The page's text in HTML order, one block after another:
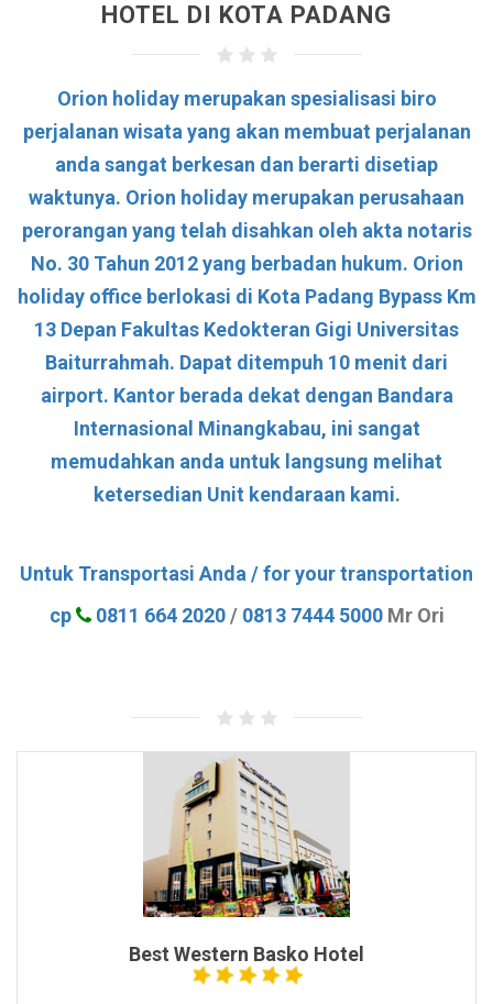
HOTEL DI KOTA PADANG
Orion holidaymerupakan spesialisasi biro
perjalanan wisata yang akan membuat perjalanan
anda sangat berkesan dan berarti disetiap
waktunya. Orion holiday merupakan perusahaan
perorangan yang telah disahkan oleh akta notaris
No. 30 Tahun 2012 yang berbadan hukum. Orion
holiday office berlokasi di Kota Padang Bypass Km
13 Depan Fakultas Kedokteran Gigi Universitas
Baiturrahmah. Dapat ditempuh 10 menit dari
airport. Kantor berada dekat dengan Bandara
Internasional Minangkabau, ini sangat
memudahkan anda untuk langsung melihat
ketersedian Unit kendaraan kami.
Untuk Transportasi Anda / for your transportation
cp
0811 664 2020/ 0813 7444 5000Mr Ori
Best Western Basko Hotel